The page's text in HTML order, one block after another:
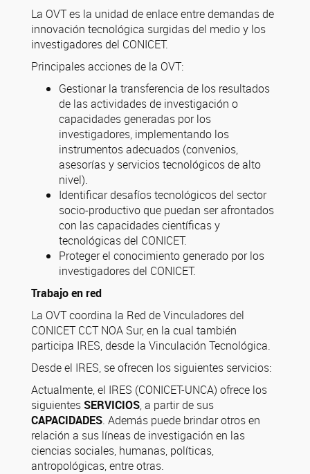
La OVT es la unidad de enlace entre demandas de
innovación tecnológica surgidas del medio y los
investigadores del CONICET.
Principales acciones de la OVT:
Gestionar la transferencia de los resultados
de las actividades de investigación o
capacidades generadas por los
investigadores, implementando los
instrumentos adecuados (convenios,
asesorías y servicios tecnológicos de alto
nivel).
Identificar desafíos tecnológicos del sector
socio-productivo que puedan ser afrontados
con las capacidades científicas y
tecnológicas del CONICET.
Proteger el conocimiento generado por los
investigadores del CONICET.
Trabajo en red
La OVT coordina la Red de Vinculadores del
CONICET CCT NOA Sur, en la cual también
participa IRES, desde la Vinculación Tecnológica.
Desde el IRES, se ofrecen los siguientes servicios:
Actualmente, el IRES (CONICET-UNCA) ofrece los
siguientes SERVICIOS, a partir de sus
CAPACIDADES. Además puede brindar otros en
relación a sus líneas de investigación en las
ciencias sociales, humanas, políticas,
antropológicas, entre otras.